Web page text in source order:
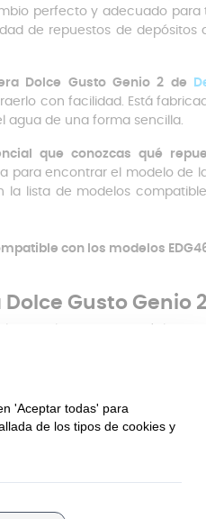
perfecto y adecuado para
de repuestos de depósitos
Dolce Gusto Genio 2 de
con facilidad. Está
agua de una forma sencilla.
que conozcas qué
encontrar el modelo de
lista de modelos
con los modelos
Gusto Genio 2
para alargar su vida útil y
apagada y desenchufada.
con una esponja suave
de jabón.
mal olor) puedes añadir
Después solo tendrás que